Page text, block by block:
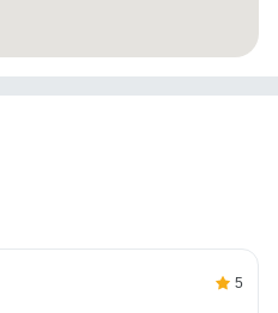
5